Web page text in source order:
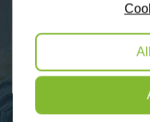
9,3
2274